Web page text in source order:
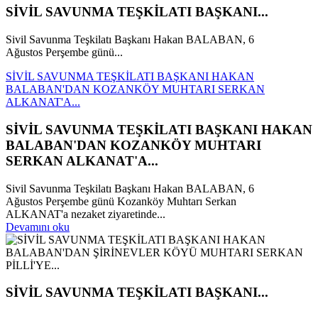
SİVİL SAVUNMA TEŞKİLATI BAŞKANI...
Sivil Savunma Teşkilatı Başkanı Hakan BALABAN, 6
Ağustos Perşembe günü...
SİVİL SAVUNMA TEŞKİLATI BAŞKANI HAKAN
BALABAN'DAN KOZANKÖY MUHTARI SERKAN
ALKANAT'A...
SİVİL SAVUNMA TEŞKİLATI BAŞKANI HAKAN
BALABAN'DAN KOZANKÖY MUHTARI
SERKAN ALKANAT'A...
Sivil Savunma Teşkilatı Başkanı Hakan BALABAN, 6
Ağustos Perşembe günü Kozanköy Muhtarı Serkan
ALKANAT'a nezaket ziyaretinde...
Devamını oku
SİVİL SAVUNMA TEŞKİLATI BAŞKANI...